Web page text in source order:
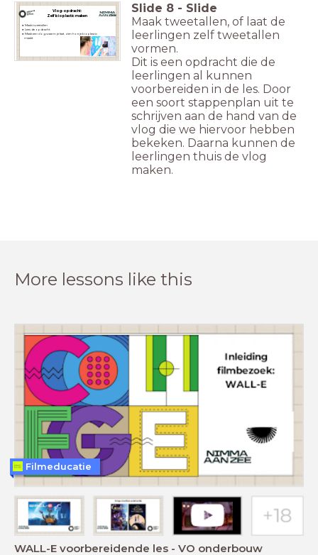
Maak tweetallen
Lees de opdracht
Maak een vlog waarin je laat zien hoe je bioplastic
maakt
Vlog-opdracht:
Zelf bioplastic maken
Slide 8 - Slide
Maak tweetallen, of laat de
leerlingen zelf tweetallen
vormen.
Dit is een opdracht die de
leerlingen al kunnen
voorbereiden in de les. Door
een soort stappenplan uit te
schrijven aan de hand van de
vlog die we hiervoor hebben
bekeken. Daarna kunnen de
leerlingen thuis de vlog
maken.
More lessons like this
WALL-E voorbereidende les - VO onderbouw
Filmeducatie